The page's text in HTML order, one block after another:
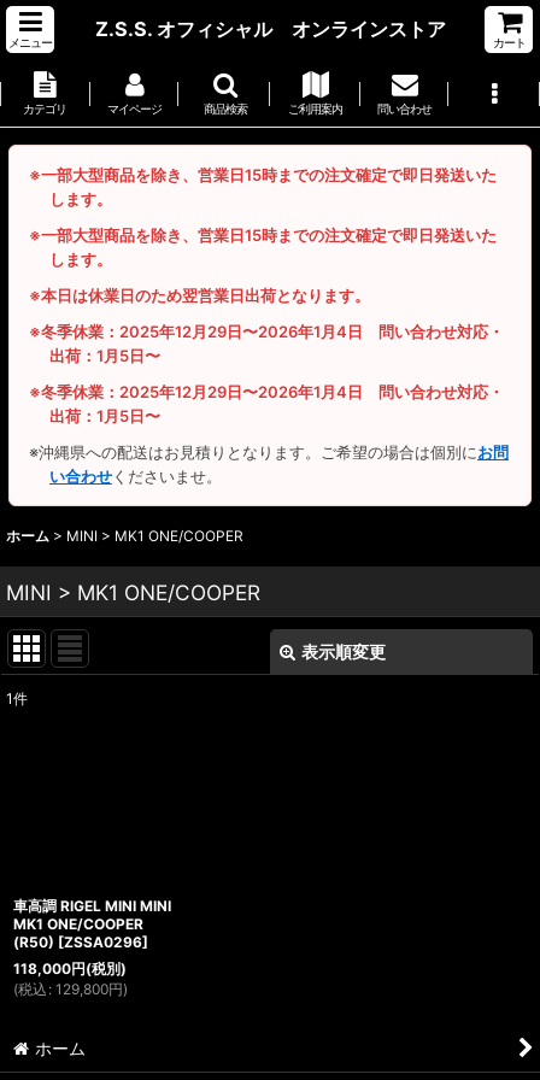
メニュー
Z.S.S. オフィシャル オンラインストア
カート
カテゴリ マイページ 商品検索 ご利用案内 問い合わせ
※一部大型商品を除き、営業日15時までの注文確定で即日発送いた
します。
※一部大型商品を除き、営業日15時までの注文確定で即日発送いた
します。
※本日は休業日のため翌営業日出荷となります。
※冬季休業：2025年12月29日〜2026年1月4日 問い合わせ対応・
出荷：1月5日〜
※冬季休業：2025年12月29日〜2026年1月4日 問い合わせ対応・
出荷：1月5日〜
※沖縄県への配送はお見積りとなります。ご希望の場合は個別にお問
い合わせくださいませ。
ホーム > MINI > MK1 ONE/COOPER
MINI > MK1 ONE/COOPER
表示順変更
1件
車高調 RIGEL MINI MINI
MK1 ONE/COOPER
(R50) [ZSSA0296]
118,000円(税別)
(税込 : 129,800円)
ホーム